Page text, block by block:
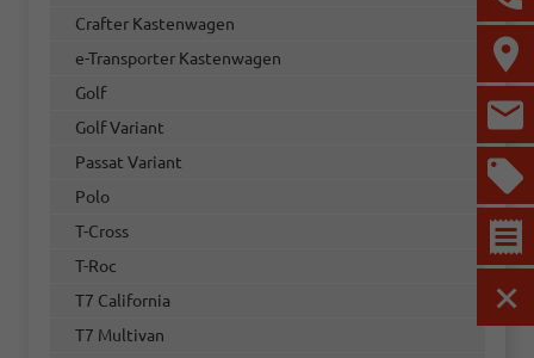
Crafter Kastenwagen
e-Transporter Kastenwagen
Golf
Golf Variant
Passat Variant
Polo
T-Cross
T-Roc
T7 California
T7 Multivan